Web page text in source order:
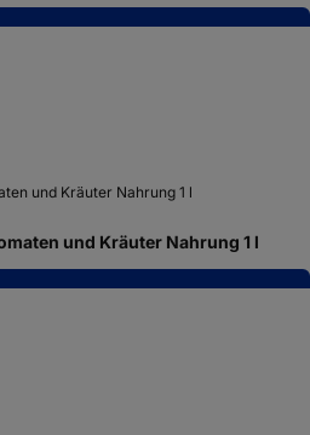
und Kräuter Nahrung 1 l